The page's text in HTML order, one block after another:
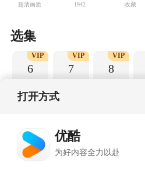
用爱点亮内心的温
超清画质 1942 收藏
选集
6
VIP
7
VIP
8
VIP
打开方式
优酷
为好内容全力以赴